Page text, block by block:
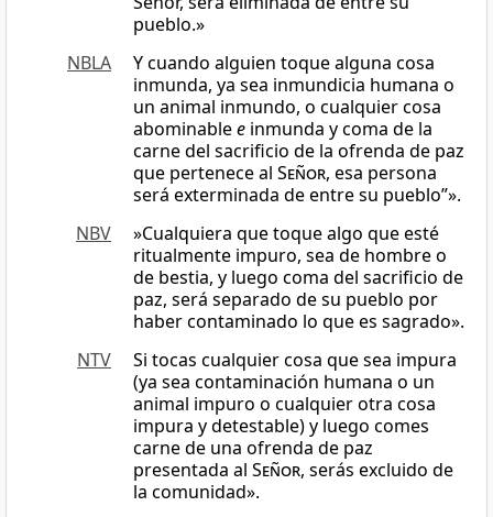
pueblo.»
NBLA
Y cuando alguien toque alguna cosa
inmunda, ya sea inmundicia humana o
un animal inmundo, o cualquier cosa
abominablee inmunda y coma de la
carne del sacrificio de la ofrenda de paz
que pertenece al Señor, esa persona
será exterminada de entre su pueblo”».
NBV
»Cualquiera que toque algo que esté
ritualmente impuro, sea de hombre o
de bestia, y luego coma del sacrificio de
paz, será separado de su pueblo por
haber contaminado lo que es sagrado».
NTV
Si tocas cualquier cosa que sea impura
(ya sea contaminación humana o un
animal impuro o cualquier otra cosa
impura y detestable) y luego comes
carne de una ofrenda de paz
presentada al Señor, serás excluido de
la comunidad».